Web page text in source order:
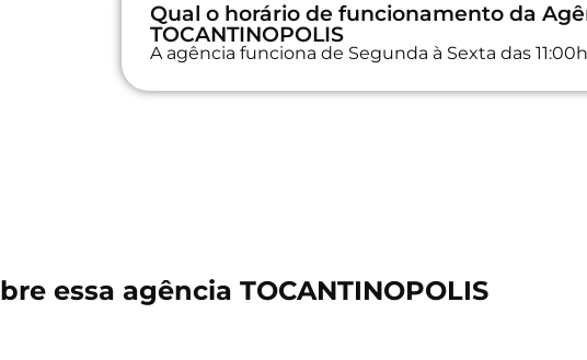
Qual o horário de funcionamento da
TOCANTINOPOLIS
A agência funciona de Segunda à Sexta das
essa agência TOCANTINOPOLIS